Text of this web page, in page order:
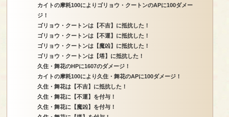
カイトの摩耗100によりゴリョウ・クートンのAPに100ダメー
ジ！
ゴリョウ・クートンは【不吉】に抵抗した！
ゴリョウ・クートンは【不運】に抵抗した！
ゴリョウ・クートンは【魔凶】に抵抗した！
ゴリョウ・クートンは【塔】に抵抗した！
久住・舞花のHPに1607のダメージ！
カイトの摩耗100により久住・舞花のAPに100ダメージ！
久住・舞花は【不吉】に抵抗した！
久住・舞花に【不運】を付与！
久住・舞花に【魔凶】を付与！